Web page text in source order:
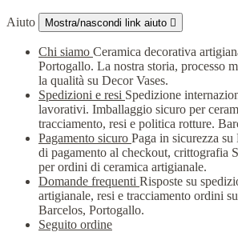
Aiuto Mostra/nascondi link aiuto 
Chi siamo Ceramica decorativa
Portogallo. La nostra storia, processo
la qualità su Decor Vases.
Spedizioni e resi Spedizione
lavorativi. Imballaggio sicuro per
tracciamento, resi e politica rotture.
Pagamento sicuro Paga in sicurezza
di pagamento al checkout, crittografia
per ordini di ceramica artigianale.
Domande frequenti Risposte su
artigianale, resi e tracciamento ordini
Barcelos, Portogallo.
Seguito ordine